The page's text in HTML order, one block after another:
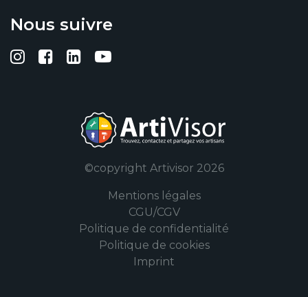
Nous suivre
Suivez-nous sur Instagram
Suivez-nous sur Facebook
Suivez-nous sur Linkedin
Suivez-nous sur
©copyright Artivisor 2026
Mentions légales
CGU/CGV
Politique de confidentialité
Politique de cookies
Imprint